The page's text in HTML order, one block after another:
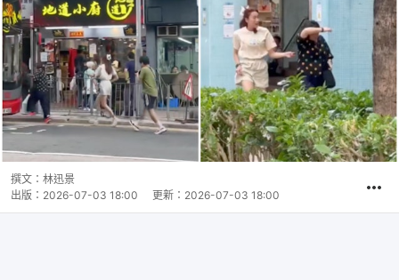
撰文： 林迅景
出版： 2026-07-03 18:00 更新： 2026-07-03 18:00